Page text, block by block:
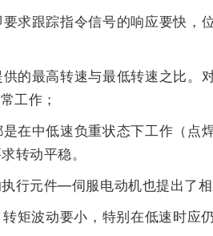
跟踪指令信号的响应要快，
最高转速与最低转速之比。
工作；
中低速负重状态下工作（点
转动平稳。
元件―伺服电动机也提出了相
波动要小，特别在低速时应